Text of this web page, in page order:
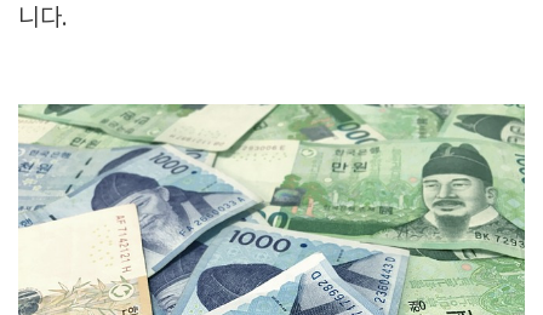
니다.